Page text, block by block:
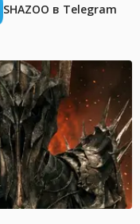
SHAZOO в Telegram